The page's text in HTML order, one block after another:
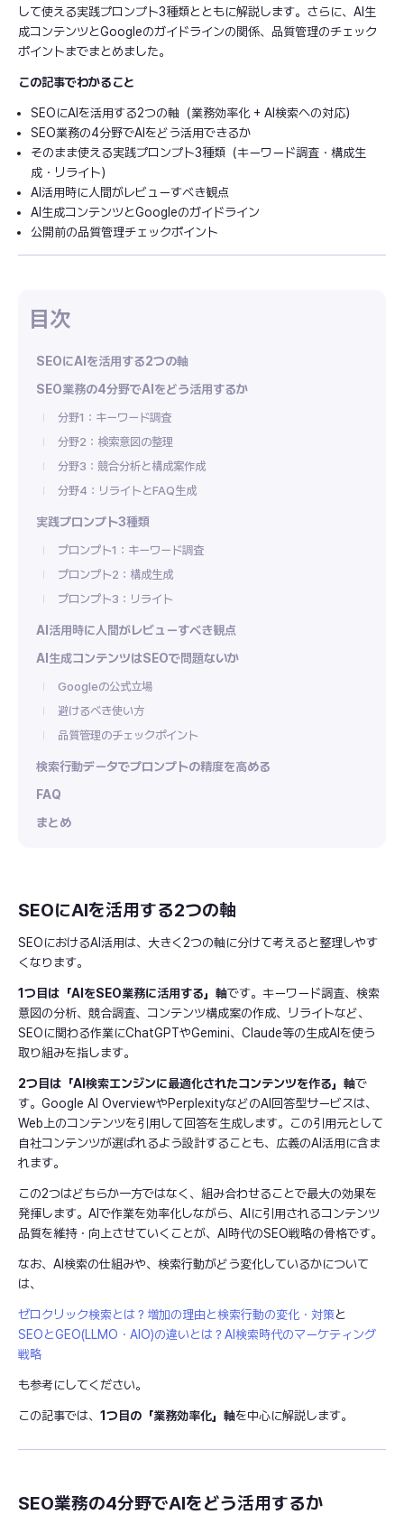
して使える実践プロンプト3種類とともに解説します。さらに、AI生
成コンテンツとGoogleのガイドラインの関係、品質管理のチェック
ポイントまでまとめました。
この記事でわかること
SEOにAIを活用する2つの軸（業務効率化 + AI検索への対応）
SEO業務の4分野でAIをどう活用できるか
そのまま使える実践プロンプト3種類（キーワード調査・構成生
成・リライト）
AI活用時に人間がレビューすべき観点
AI生成コンテンツとGoogleのガイドライン
公開前の品質管理チェックポイント
SEOにAIを活用する2つの軸
SEO業務の4分野でAIをどう活用するか
分野1：キーワード調査
分野2：検索意図の整理
分野3：競合分析と構成案作成
分野4：リライトとFAQ生成
実践プロンプト3種類
プロンプト1：キーワード調査
プロンプト2：構成生成
プロンプト3：リライト
AI活用時に人間がレビューすべき観点
AI生成コンテンツはSEOで問題ないか
Googleの公式立場
避けるべき使い方
品質管理のチェックポイント
検索行動データでプロンプトの精度を高める
FAQ
まとめ
SEOにAIを活用する2つの軸
SEOにおけるAI活用は、大きく2つの軸に分けて考えると整理しやす
くなります。
1つ目は「AIをSEO業務に活用する」軸です。キーワード調査、検索
意図の分析、競合調査、コンテンツ構成案の作成、リライトなど、
SEOに関わる作業にChatGPTやGemini、Claude等の生成AIを使う
取り組みを指します。
2つ目は「AI検索エンジンに最適化されたコンテンツを作る」軸で
す。Google AI OverviewやPerplexityなどのAI回答型サービスは、
Web上のコンテンツを引用して回答を生成します。この引用元として
自社コンテンツが選ばれるよう設計することも、広義のAI活用に含ま
れます。
この2つはどちらか一方ではなく、組み合わせることで最大の効果を
発揮します。AIで作業を効率化しながら、AIに引用されるコンテンツ
品質を維持・向上させていくことが、AI時代のSEO戦略の骨格です。
なお、AI検索の仕組みや、検索行動がどう変化しているかについて
は、
ゼロクリック検索とは？増加の理由と検索行動の変化・対策と
SEOとGEO(LLMO・AIO)の違いとは？AI検索時代のマーケティング
戦略
も参考にしてください。
この記事では、 1つ目の「業務効率化」軸を中心に解説します。
SEO業務の4分野でAIをどう活用するか